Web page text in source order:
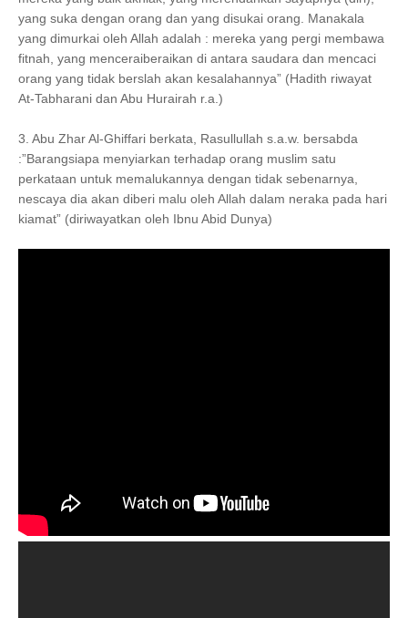
yang suka dengan orang dan yang disukai orang. Manakala
yang dimurkai oleh Allah adalah : mereka yang pergi membawa
fitnah, yang menceraiberaikan di antara saudara dan mencaci
orang yang tidak berslah akan kesalahannya” (Hadith riwayat
At-Tabharani dan Abu Hurairah r.a.)
3. Abu Zhar Al-Ghiffari berkata, Rasullullah s.a.w. bersabda
:”Barangsiapa menyiarkan terhadap orang muslim satu
perkataan untuk memalukannya dengan tidak sebenarnya,
nescaya dia akan diberi malu oleh Allah dalam neraka pada hari
kiamat” (diriwayatkan oleh Ibnu Abid Dunya)